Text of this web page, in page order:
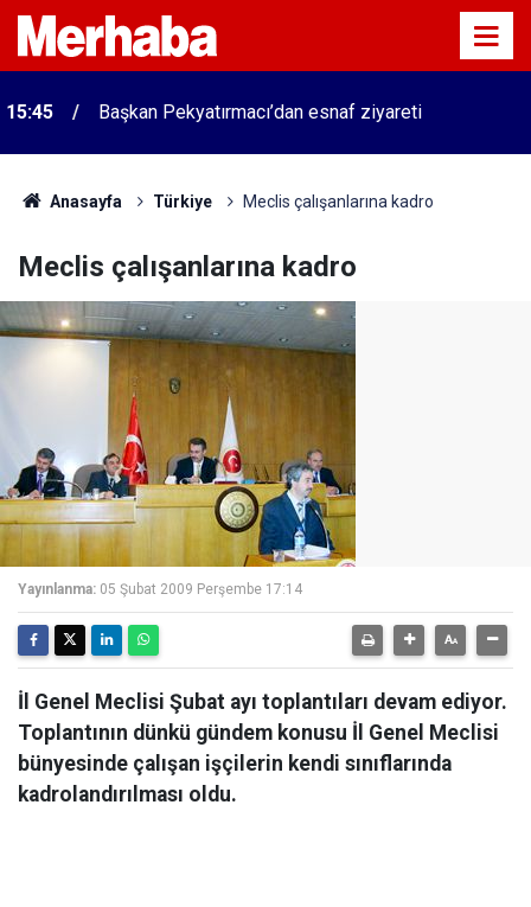
15:45 Başkan Pekyatırmacı’dan esnaf ziyareti
Anasayfa Türkiye Meclis çalışanlarına kadro
Meclis çalışanlarına kadro
Yayınlanma: 05 Şubat 2009 Perşembe 17:14
İl Genel Meclisi Şubat ayı toplantıları devam ediyor.
Toplantının dünkü gündem konusu İl Genel Meclisi
bünyesinde çalışan işçilerin kendi sınıflarında
kadrolandırılması oldu.